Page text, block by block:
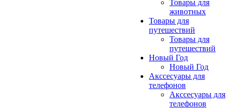
Товары для
животных
Товары для
путешествий
Товары для
путешествий
Новый Год
Новый Год
Акссесуары для
телефонов
Акссесуары для
телефонов